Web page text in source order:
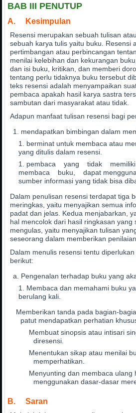
BAB III PENUTUP
A. Kesimpulan
Resensi merupakan sebuah tulisan
sebuah karya tulis yaitu buku. Resensi
pertimbangan atau perbincangan
menilai kelebihan dan kekurangan
dan isi buku, kritikan, dan memberi
tentang perlu tidaknya buku tersebut
teks resensi adalah menyampaikan
pembaca apakah hasil karya sastra
sambutan dari masyarakat atau tidak.
Adapun manfaat tulisan resensi bagi
mendapatkan bimbingan dalam
berminat untuk membaca atau
yang ditulis dalam resensi.
pembaca yang tidak
membaca buku, dapat
sumber informasi yang tidak bisa
Dalam penulisan resensi terdapat tiga
meringkas, yaitu menyajikan semua
padat dan jelas. Kedua menjabarkan,
hal mencolok dari hasil ringkasan yang
mengulas, yaitu menyajikan tulisan
seseorang dalam memberikan
Dalam menulis resensi tentu diperlukan
berikut:
Pengenalan terhadap buku yang
Membaca dan memahami buku
berulang kali.
Memberikan tanda pada bagian-
patut mendapatkan perhatian
Membuat sinopsis atau intisari
diresensi.
Menentukan sikap atau menilai
memperhatikan.
Menyunting dan membaca ulang
menggunakan dasar-dasar
B. Saran